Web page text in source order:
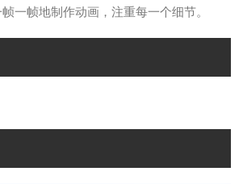
一帧地制作动画，注重每一个细节。